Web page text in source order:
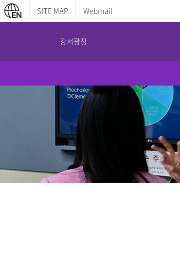
SITE MAP Webmail
강서광장